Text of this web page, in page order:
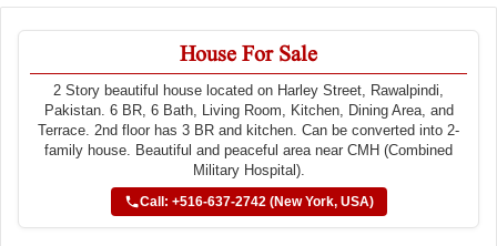
House For Sale
2 Story beautiful house located on Harley Street, Rawalpindi,
Pakistan. 6 BR, 6 Bath, Living Room, Kitchen, Dining Area, and
Terrace. 2nd floor has 3 BR and kitchen. Can be converted into 2-
family house. Beautiful and peaceful area near CMH (Combined
Military Hospital).
Call: +516-637-2742 (New York, USA)